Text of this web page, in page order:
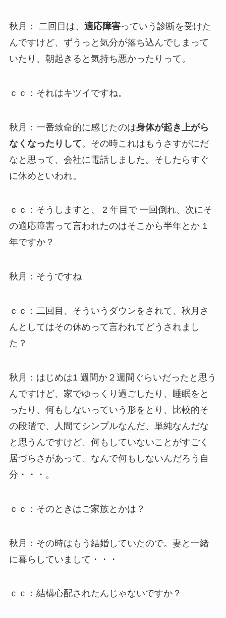
秋月： 二回目は、 適応障害っていう診断を受けた
んですけど、ずうっと気分が落ち込んでしまって
いたり、朝起きると気持ち悪かったりって。
ｃｃ：それはキツイですね。
秋月：一番致命的に感じたのは身体が起き上がら
なくなったりして。その時これはもうさすがにだ
なと思って、会社に電話しました。そしたらすぐ
に休めといわれ。
ｃｃ：そうしますと、 2 年目で 一回倒れ、次にそ
の適応障害って言われたのはそこから半年とか 1
年ですか？
秋月：そうですね
ｃｃ：二回目、そういうダウンをされて、秋月さ
んとしてはその休めって言われてどうされまし
た？
秋月：はじめは1 週間か２週間ぐらいだったと思う
んですけど、家でゆっくり過ごしたり、睡眠をと
ったり、何もしないっていう形をとり、比較的そ
の段階で、人間てシンプルなんだ、単純なんだな
と思うんですけど、何もしていないことがすごく
居づらさがあって、なんで何もしないんだろう自
分・・・。
ｃｃ：そのときはご家族とかは？
秋月：その時はもう結婚していたので。妻と一緒
に暮らしていまして・・・
ｃｃ：結構心配されたんじゃないですか？